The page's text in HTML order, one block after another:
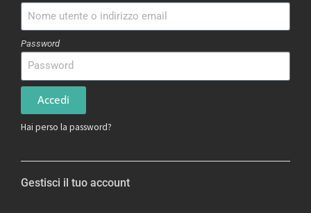
Password
Accedi
Hai perso la password?
Gestisci il tuo account